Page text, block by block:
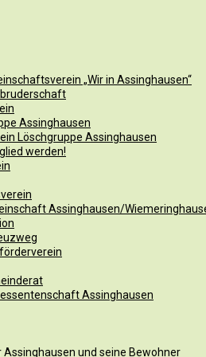
„Wir in Assinghausen“
Assinghausen
Löschgruppe Assinghausen
werden!
Assinghausen/
Assinghausen
Assinghausen und seine Bewohner